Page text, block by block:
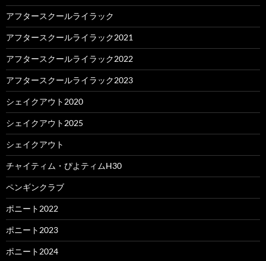
アフタースクールライラック
アフタースクールライラック2021
アフタースクールライラック2022
アフタースクールライラック2023
シェイクアウト2020
シェイクアウト2025
シェイクアウト
チャイティム・ぴよティムH30
ペンギンクラブ
ポニート2022
ポニート2023
ポニート2024